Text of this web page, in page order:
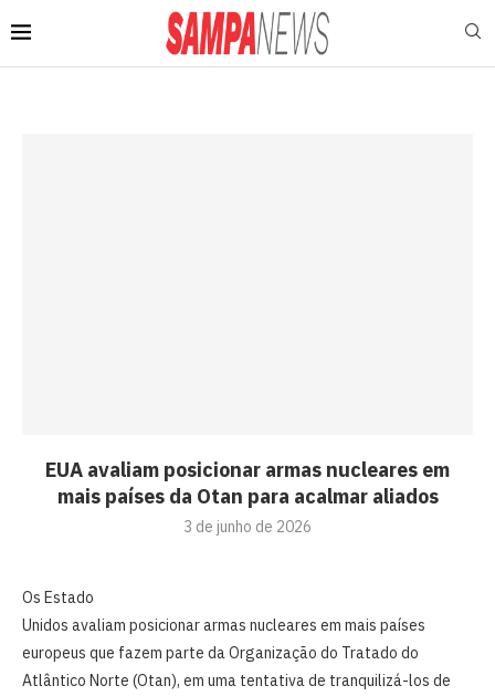
EUA avaliam posicionar armas nucleares em
mais países da Otan para acalmar aliados
3 de junho de 2026
Os Estado
Unidos avaliam posicionar armas nucleares em mais países
europeus que fazem parte da Organização do Tratado do
Atlântico Norte (Otan), em uma tentativa de tranquilizá-los de